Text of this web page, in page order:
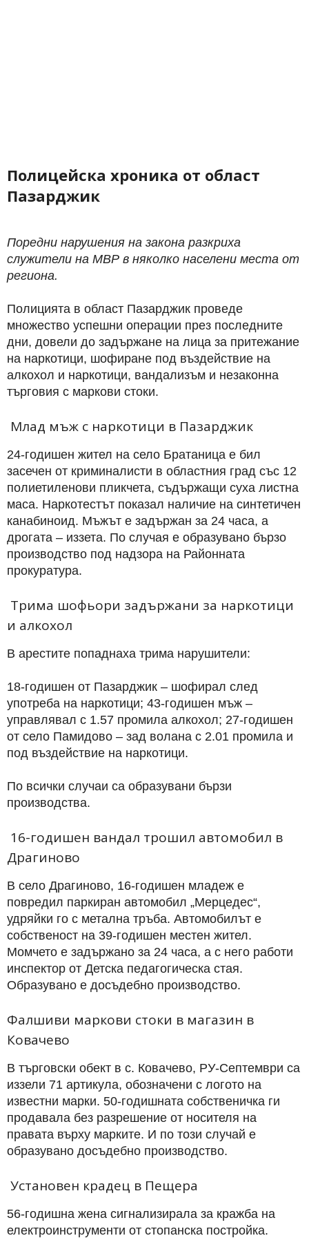
Полицейска хроника от област
Пазарджик
Поредни нарушения на закона разкриха
служители на МВР в няколко населени места от
региона.
Полицията в област Пазарджик проведе
множество успешни операции през последните
дни, довели до задържане на лица за притежание
на наркотици, шофиране под въздействие на
алкохол и наркотици, вандализъм и незаконна
търговия с маркови стоки.
Млад мъж с наркотици в Пазарджик
24-годишен жител на село Братаница е бил
засечен от криминалисти в областния град със 12
полиетиленови пликчета, съдържащи суха листна
маса. Наркотестът показал наличие на синтетичен
канабиноид. Мъжът е задържан за 24 часа, а
дрогата – иззета. По случая е образувано бързо
производство под надзора на Районната
прокуратура.
Трима шофьори задържани за наркотици
и алкохол
В арестите попаднаха трима нарушители:
18-годишен от Пазарджик – шофирал след
употреба на наркотици; 43-годишен мъж –
управлявал с 1.57 промила алкохол; 27-годишен
от село Памидово – зад волана с 2.01 промила и
под въздействие на наркотици.
По всички случаи са образувани бързи
производства.
16-годишен вандал трошил автомобил в
Драгиново
В село Драгиново, 16-годишен младеж е
повредил паркиран автомобил „Мерцедес“,
удряйки го с метална тръба. Автомобилът е
собственост на 39-годишен местен жител.
Момчето е задържано за 24 часа, а с него работи
инспектор от Детска педагогическа стая.
Образувано е досъдебно производство.
Фалшиви маркови стоки в магазин в
Ковачево
В търговски обект в с. Ковачево, РУ-Септември са
иззели 71 артикула, обозначени с логото на
известни марки. 50-годишната собственичка ги
продавала без разрешение от носителя на
правата върху марките. И по този случай е
образувано досъдебно производство.
Установен крадец в Пещера
56-годишна жена сигнализирала за кражба на
електроинструменти от стопанска постройка.